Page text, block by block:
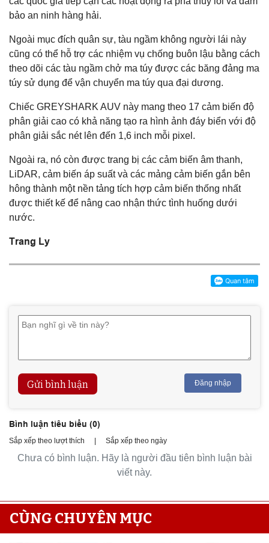
bảo an ninh hàng hải.
Ngoài mục đích quân sự, tàu ngầm không người lái này
cũng có thể hỗ trợ các nhiệm vụ chống buôn lậu bằng cách
theo dõi các tàu ngầm chở ma túy được các băng đảng ma
túy sử dụng để vận chuyển ma túy qua đại dương.
Chiếc GREYSHARK AUV này mang theo 17 cảm biến độ
phân giải cao có khả năng tạo ra hình ảnh đáy biển với độ
phân giải sắc nét lên đến 1,6 inch mỗi pixel.
Ngoài ra, nó còn được trang bị các cảm biến âm thanh,
LiDAR, cảm biến áp suất và các mảng cảm biến gắn bên
hông thành một nền tảng tích hợp cảm biến thống nhất
được thiết kế để nâng cao nhận thức tình huống dưới
nước.
Trang Ly
Gửi bình luận Đăng nhập
Bình luận tiêu biểu (0)
Sắp xếp theo lượt thích Sắp xếp theo ngày
Chưa có bình luận. Hãy là người đầu tiên bình luận bài
viết này.
CÙNG CHUYÊN MỤC